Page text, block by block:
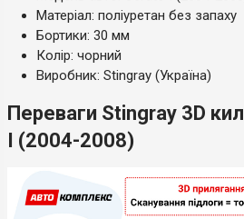
Матеріал: поліуретан без запаху
Бортики: 30 мм
Колір: чорний
Виробник: Stingray (Україна)
Переваги Stingray 3D
I (2004-2008)